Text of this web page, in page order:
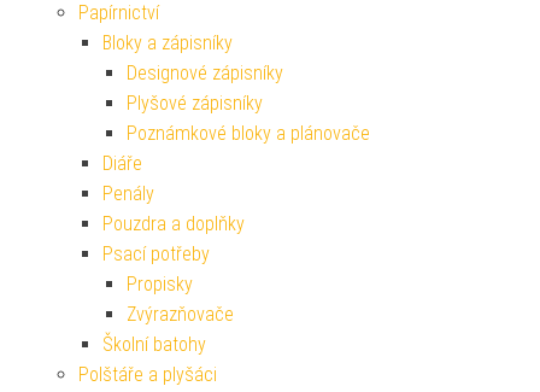
Papírnictví
Bloky a zápisníky
Designové zápisníky
Plyšové zápisníky
Poznámkové bloky a plánovače
Diáře
Penály
Pouzdra a doplňky
Psací potřeby
Propisky
Zvýrazňovače
Školní batohy
Polštáře a plyšáci